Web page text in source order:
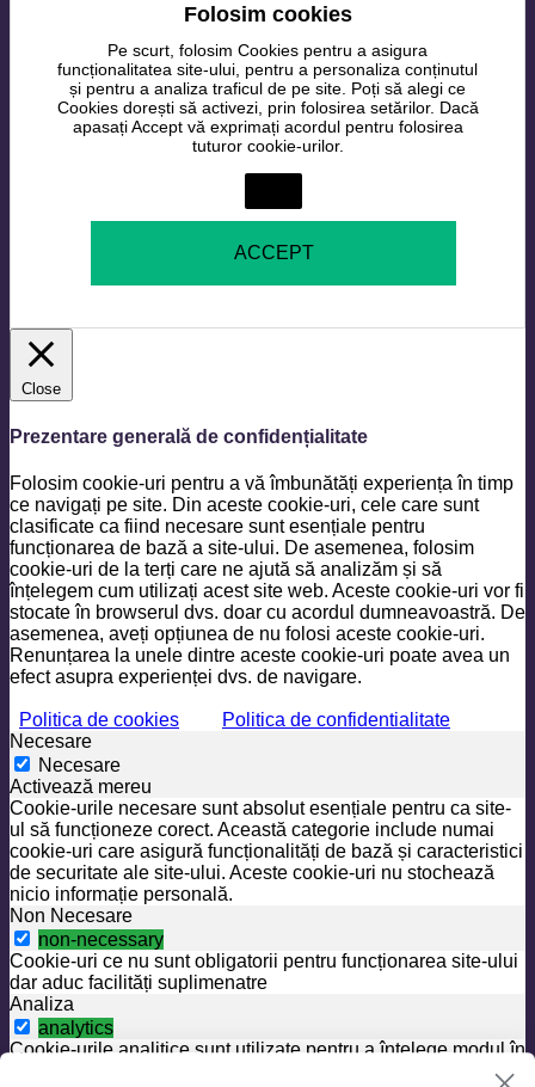
Folosim cookies
Pe scurt, folosim Cookies pentru a asigura
funcționalitatea site-ului, pentru a personaliza conținutul
și pentru a analiza traficul de pe site. Poți să alegi ce
Cookies dorești să activezi, prin folosirea setărilor. Dacă
apasați Accept vă exprimați acordul pentru folosirea
tuturor cookie-urilor.
ACCEPT
Close
Prezentare generală de confidențialitate
Folosim cookie-uri pentru a vă îmbunătăți experiența în timp
ce navigați pe site. Din aceste cookie-uri, cele care sunt
clasificate ca fiind necesare sunt esențiale pentru
funcționarea de bază a site-ului. De asemenea, folosim
cookie-uri de la terți care ne ajută să analizăm și să
înțelegem cum utilizați acest site web. Aceste cookie-uri vor fi
stocate în browserul dvs. doar cu acordul dumneavoastră. De
asemenea, aveți opțiunea de nu folosi aceste cookie-uri.
Renunțarea la unele dintre aceste cookie-uri poate avea un
efect asupra experienței dvs. de navigare.
Politica de cookies
Politica de confidentialitate
Necesare
Necesare
Activează mereu
Cookie-urile necesare sunt absolut esențiale pentru ca site-
ul să funcționeze corect. Această categorie include numai
cookie-uri care asigură funcționalități de bază și caracteristici
de securitate ale site-ului. Aceste cookie-uri nu stochează
nicio informație personală.
Non Necesare
non-necessary
Cookie-uri ce nu sunt obligatorii pentru funcționarea site-ului
dar aduc facilități suplimenatre
Analiza
analytics
Cookie-urile analitice sunt utilizate pentru a înțelege modul în
care vizitatorii interacționează cu site-ul. Aceste cookie-uri